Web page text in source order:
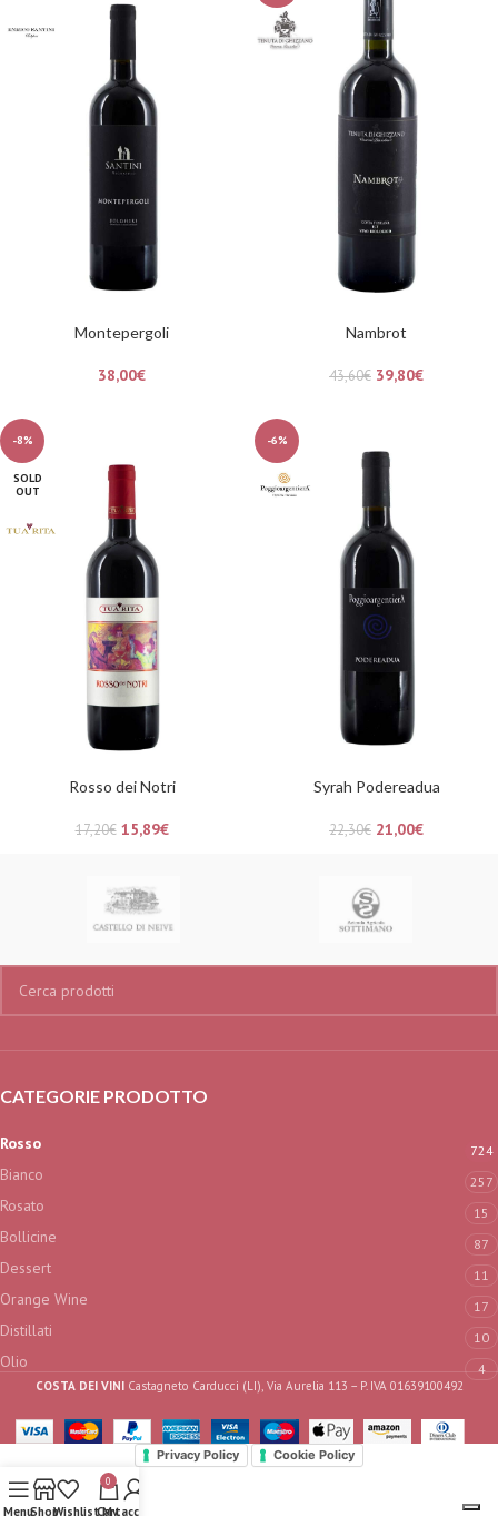
Montepergoli
38,00€
Nambrot
43,60€ 39,80€
-8%
SOLD
OUT
Rosso dei Notri
17,20€ 15,89€
-6%
Syrah Podereadua
22,30€ 21,00€
CATEGORIE PRODOTTO
Rosso 724
Bianco 257
Rosato 15
Bollicine 87
Dessert 11
Orange Wine 17
Distillati 10
Olio 4
COSTA DEI VINI Castagneto Carducci (LI), Via Aurelia 113 – P. IVA 01639100492
MenuShopWishlist
0
Cart
My account
Privacy Policy Cookie Policy